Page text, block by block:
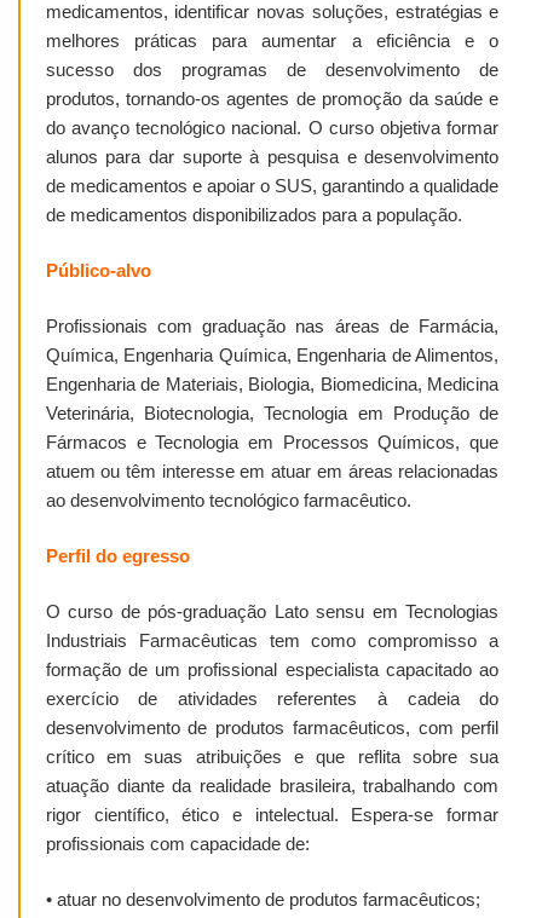
medicamentos, identificar novas soluções, estratégias e
melhores práticas para aumentar a eficiência e o
sucesso dos programas de desenvolvimento de
produtos, tornando-os agentes de promoção da saúde e
do avanço tecnológico nacional. O curso objetiva formar
alunos para dar suporte à pesquisa e desenvolvimento
de medicamentos e apoiar o SUS, garantindo a qualidade
de medicamentos disponibilizados para a população.
Público-alvo
Profissionais com graduação nas áreas de Farmácia,
Química, Engenharia Química, Engenharia de Alimentos,
Engenharia de Materiais, Biologia, Biomedicina, Medicina
Veterinária, Biotecnologia, Tecnologia em Produção de
Fármacos e Tecnologia em Processos Químicos, que
atuem ou têm interesse em atuar em áreas relacionadas
ao desenvolvimento tecnológico farmacêutico.
Perfil do egresso
O curso de pós-graduação Lato sensu em Tecnologias
Industriais Farmacêuticas tem como compromisso a
formação de um profissional especialista capacitado ao
exercício de atividades referentes à cadeia do
desenvolvimento de produtos farmacêuticos, com perfil
crítico em suas atribuições e que reflita sobre sua
atuação diante da realidade brasileira, trabalhando com
rigor científico, ético e intelectual. Espera-se formar
profissionais com capacidade de:
• atuar no desenvolvimento de produtos farmacêuticos;